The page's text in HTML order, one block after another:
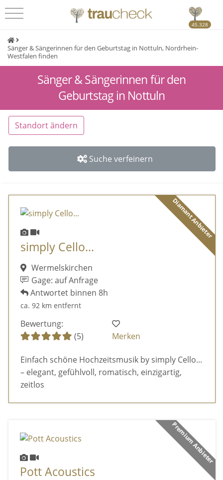
45.328
Sänger & Sängerinnen für den Geburtstag in Nottuln, Nordrhein-
Westfalen finden
Sänger & Sängerinnen für den
Geburtstag in Nottuln
Standort ändern
Suche verfeinern
Diamant Anbieter
simply Cello...
Wermelskirchen
Gage: auf Anfrage
Antwortet binnen 8h
ca. 92 km entfernt
Bewertung:
(5)
Merken
Einfach schöne Hochzeitsmusik by simply Cello...
– elegant, gefühlvoll, romatisch, einzigartig,
zeitlos
Premium Anbieter
Pott Acoustics